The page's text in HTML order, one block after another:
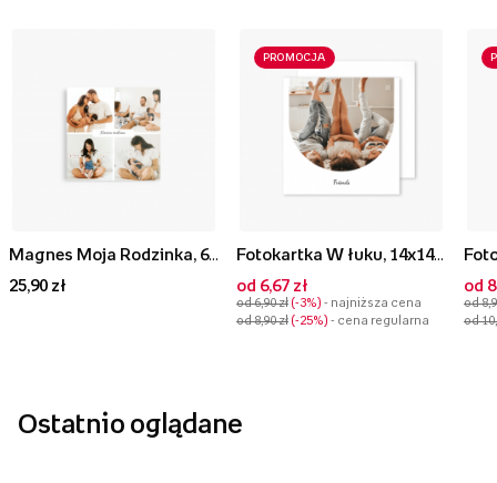
Magnes Moja Rodzinka, 6x6 cm
25,90 zł
PROMOCJA
Fotokartka W łuku, 14x14 cm
od 6,67 zł
od 6,90 zł -3% - najniższa cena
od 8,90 zł -25% - cena regularna
od
od
od
Ostatnio oglądane